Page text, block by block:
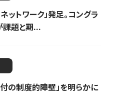
トワーク」発足。コングラ
課題と期...
の制度的障壁」を明らかに